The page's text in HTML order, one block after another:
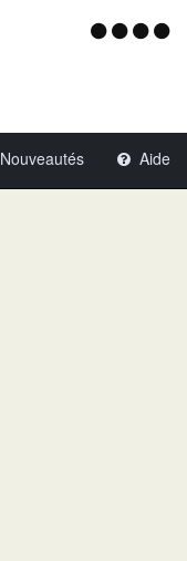
Menu
Nouveautés Aide